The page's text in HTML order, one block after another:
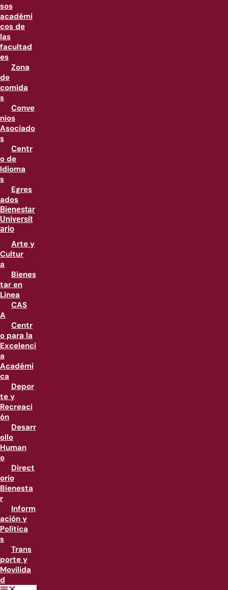
sos
académi
cos de
las
facultad
es
Zona
de
comida
s
Conve
nios
Asociado
s
Centr
o de
Idioma
s
Egres
ados
Bienestar
Universit
ario
Arte y
Cultur
a
Bienes
tar en
Linea
CAS
A
Centr
o para la
Excelenci
a
Académi
ca
Depor
te y
Recreaci
ón
Desarr
ollo
Human
o
Direct
orio
Bienesta
r
Inform
ación y
Política
s
Trans
porte y
Movilida
d